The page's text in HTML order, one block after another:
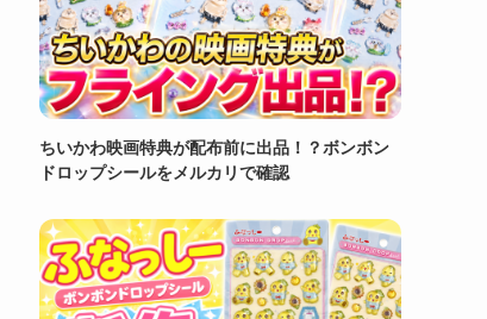
ちいかわ映画特典が配布前に出品！？ボンボン
ドロップシールをメルカリで確認